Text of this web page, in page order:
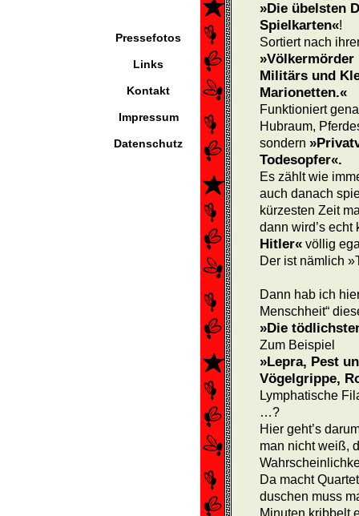
Pressefotos
Links
Kontakt
Impressum
Datenschutz
»Die übelsten
Spielkarten«!
Sortiert nach
»Völkermörder
Militärs und
Marionetten.«
Funktioniert
Hubraum,
sondern
Todesopfer«.
Es zählt wie
auch danach
kürzesten Zeit
dann wird’s
Hitler« völlig
Der ist nämlich
Dann hab ich
Menschheit“
»Die
Zum Beispiel
»Lepra, Pest
Vögelgrippe,
Lymphatische
…?
Hier geht’s
man nicht weiß,
Da macht
duschen muss
Minuten kribbelt